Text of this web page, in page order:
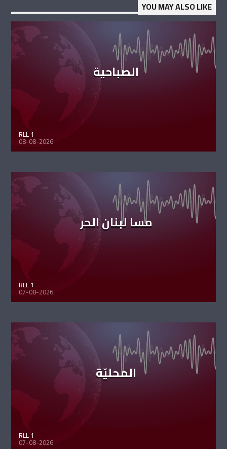
YOU MAY ALSO LIKE
الصباحية
RLL 1
08-08-2026
مسا لبنان الحر
RLL 1
07-08-2026
المحليّة
RLL 1
07-08-2026